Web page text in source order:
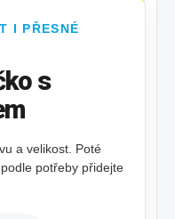
I PŘESNÉ
s
a velikost. Poté
potřeby přidejte